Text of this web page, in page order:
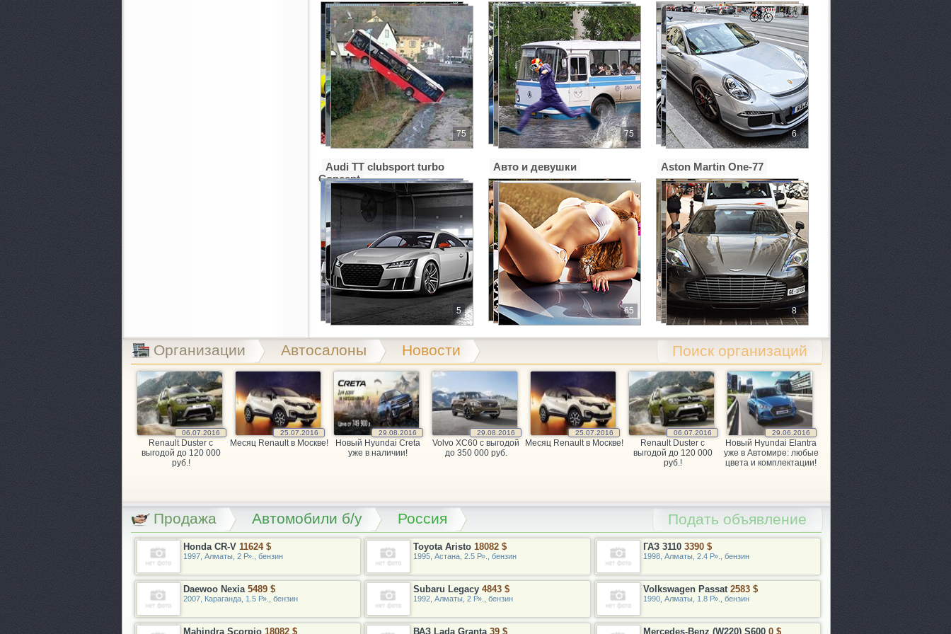
75 75 6
5
Audi TT clubsport turbo
Concept
65
Авто и девушки
8
Aston Martin One-77
Поиск организаций
Организации Автосалоны Новости
06.07.2016
Renault Duster с
выгодой до 120 000
руб.!
25.07.2016
Месяц Renault в Москве!
29.08.2016
Новый Hyundai Creta
уже в наличии!
29.08.2016
Volvo XC60 c выгодой
до 350 000 руб.
25.07.2016
Месяц Renault в Москве!
06.07.2016
Renault Duster с
выгодой до 120 000
руб.!
29.06.2016
Новый Hyundai Elantra
уже в Автомире: любые
цвета и комплектации!
Подать объявление
Продажа Автомобили б/у Россия
Honda CR-V 11624 $
1997, Алматы, 2 Р»., бензин
Toyota Aristo 18082 $
1995, Астана, 2.5 Р»., бензин
ГАЗ 3110 3390 $
1998, Алматы, 2.4 Р»., бензин
Daewoo Nexia 5489 $
2007, Караганда, 1.5 Р»., бензин
Subaru Legacy 4843 $
1992, Алматы, 2 Р»., бензин
Volkswagen Passat 2583 $
1990, Алматы, 1.8 Р»., бензин
Mahindra Scorpio 18082 $ ВАЗ Lada Granta 39 $ Mercedes-Benz (W220) S600 0 $